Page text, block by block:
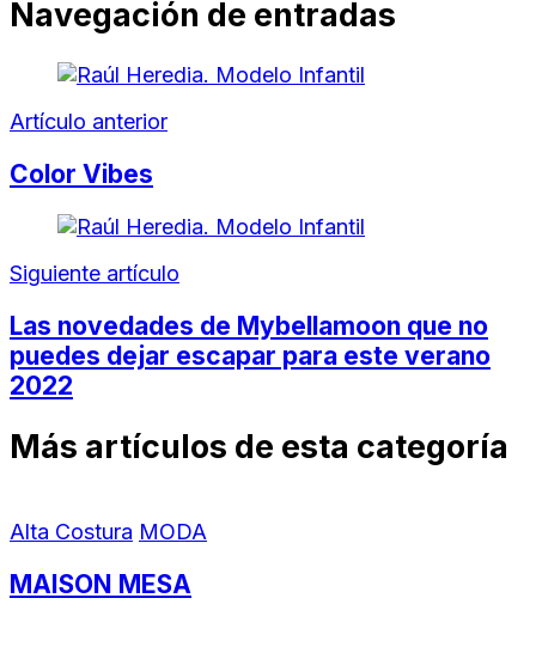
Navegación de entradas
Artículo anterior
Color Vibes
Siguiente artículo
Las novedades de Mybellamoon que no
puedes dejar escapar para este verano
2022
Más artículos de esta categoría
Alta Costura MODA
MAISON MESA